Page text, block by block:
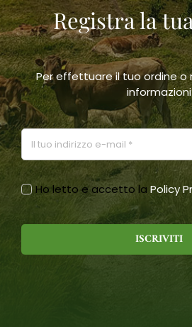
scelte
nella
pagina
del
prodotto
Registra la
Per effettuare il tuo ordine o
informazioni
Ho letto e accetto laPolicy
ISCRIVITI